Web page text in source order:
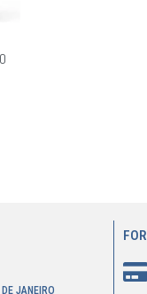
JANEIRO